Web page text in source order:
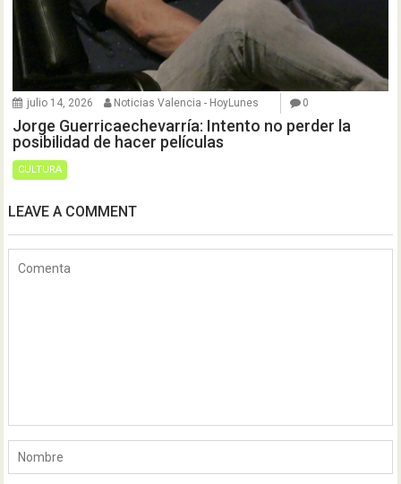
julio 14, 2026 Noticias Valencia - HoyLunes 0
Jorge Guerricaechevarría: Intento no perder la
posibilidad de hacer películas
CULTURA
LEAVE A COMMENT